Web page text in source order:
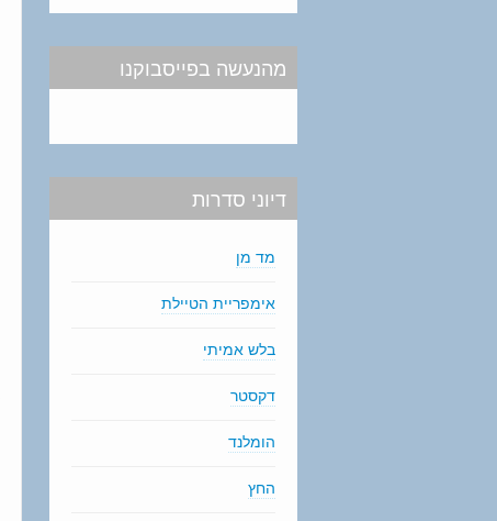
מהנעשה בפייסבוקנו
דיוני סדרות
מד מן
אימפריית הטיילת
בלש אמיתי
דקסטר
הומלנד
החץ